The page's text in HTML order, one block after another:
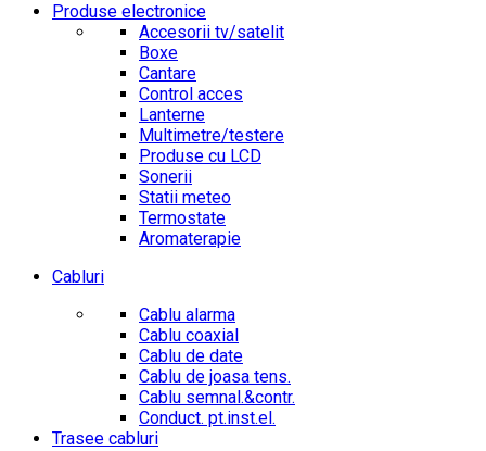
Produse electronice
Accesorii tv/satelit
Boxe
Cantare
Control acces
Lanterne
Multimetre/testere
Produse cu LCD
Sonerii
Statii meteo
Termostate
Aromaterapie
Cabluri
Cablu alarma
Cablu coaxial
Cablu de date
Cablu de joasa tens.
Cablu semnal.&contr.
Conduct. pt.inst.el.
Trasee cabluri